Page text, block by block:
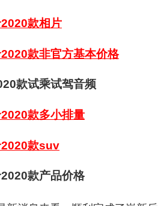
款相片
款非官方基本价格
款试乘试驾音频
款多小排量
2020款suv
款产品价格